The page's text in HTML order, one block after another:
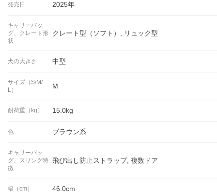
発売日 2025年
キャリーバッ
グ、クレート形
状
クレート型（ソフト）, リュック型
犬の大きさ 中型
サイズ（S/M/
L）
M
耐荷重（kg） 15.0kg
色 ブラウン系
キャリーバッ
グ、スリング特
徴
飛び出し防止ストラップ, 複数ドア
幅（cm） 46.0cm